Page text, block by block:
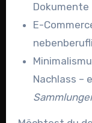
Dokumente
E-
Nachlass –